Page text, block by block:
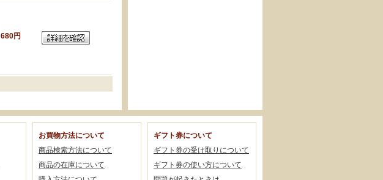
680円
お買物方法について
商品検索方法について
商品の在庫について
ギフト券について
ギフト券の受け取りについて
ギフト券の使い方について